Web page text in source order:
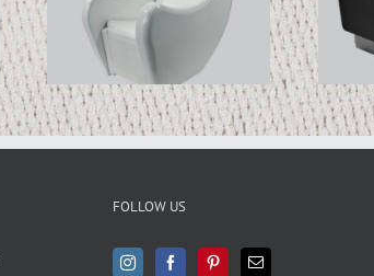
PUSHUP 01
FOLLOW US